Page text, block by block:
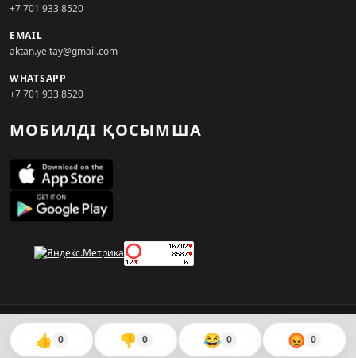
👍 0 👎 0 😂 0 😡 0
+7 701 933 8520
EMAIL
aktan.yeltay@gmail.com
WHATSAPP
+7 701 933 8520
МОБИЛДІ ҚОСЫМША
© 2026. KZNEWS.KZ ақпарат агенттігі
Сайтты жасаған
WebAudit